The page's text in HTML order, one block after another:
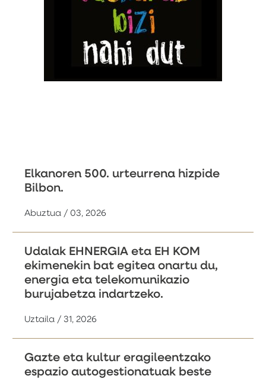
Elkanoren 500. urteurrena hizpide
Bilbon.
Abuztua / 03, 2026
Udalak EHNERGIA eta EH KOM
ekimenekin bat egitea onartu du,
energia eta telekomunikazio
burujabetza indartzeko.
Uztaila / 31, 2026
Gazte eta kultur eragileentzako
espazio autogestionatuak beste